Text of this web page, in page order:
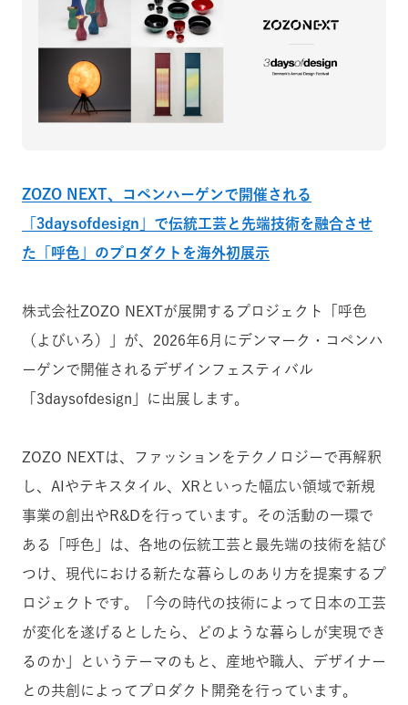
ZOZO NEXT、コペンハーゲンで開催される
「3daysofdesign」で伝統工芸と先端技術を融合させ
た「呼色」のプロダクトを海外初展示
株式会社ZOZO NEXTが展開するプロジェクト「呼色
（よびいろ）」が、2026年6月にデンマーク・コペンハ
ーゲンで開催されるデザインフェスティバル
「3daysofdesign」に出展します。
ZOZO NEXTは、ファッションをテクノロジーで再解釈
し、AIやテキスタイル、XRといった幅広い領域で新規
事業の創出やR&Dを行っています。その活動の一環で
ある「呼色」は、各地の伝統工芸と最先端の技術を結び
つけ、現代における新たな暮らしのあり方を提案するプ
ロジェクトです。「今の時代の技術によって日本の工芸
が変化を遂げるとしたら、どのような暮らしが実現でき
るのか」というテーマのもと、産地や職人、デザイナー
との共創によってプロダクト開発を行っています。